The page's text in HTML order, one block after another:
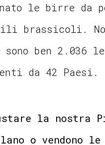
le birre da
brassicoli.
sono ben 2.036
da 42 Paesi.
la nostra
o vendono